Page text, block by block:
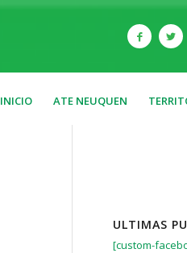
INICIO ATE NEUQUEN
ULTIMAS
[custom-